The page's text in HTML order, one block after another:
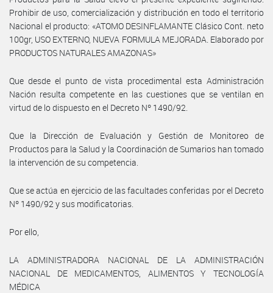
Prohibir de uso, comercialización y distribución en todo el territorio
Nacional el producto: «ATOMO DESINFLAMANTE Clásico Cont. neto
100gr, USO EXTERNO, NUEVA FORMULA MEJORADA. Elaborado por
PRODUCTOS NATURALES AMAZONAS»
Que desde el punto de vista procedimental esta Administración
Nación resulta competente en las cuestiones que se ventilan en
virtud de lo dispuesto en el Decreto Nº 1490/92.
Que la Dirección de Evaluación y Gestión de Monitoreo de
Productos para la Salud y la Coordinación de Sumarios han tomado
la intervención de su competencia.
Que se actúa en ejercicio de las facultades conferidas por el Decreto
Nº 1490/92 y sus modificatorias.
Por ello,
LA ADMINISTRADORA NACIONAL DE LA ADMINISTRACIÓN
NACIONAL DE MEDICAMENTOS, ALIMENTOS Y TECNOLOGÍA
MÉDICA